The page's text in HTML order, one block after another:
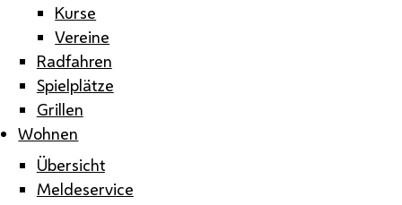
Kurse
Vereine
Radfahren
Spielplätze
Grillen
Wohnen
Übersicht
Meldeservice